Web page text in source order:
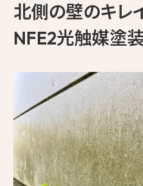
施工事例
お客様の声
組合概要・組合員募集のお
採用情報
アイネットコープからのお知
その他
北側の壁のキレ
NFE2光触媒塗